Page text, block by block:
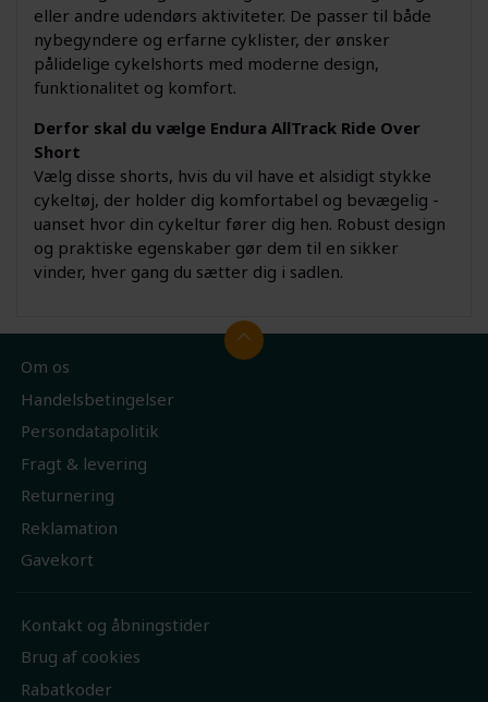
eller andre udendørs aktiviteter. De passer til både
nybegyndere og erfarne cyklister, der ønsker
pålidelige cykelshorts med moderne design,
funktionalitet og komfort.
Derfor skal du vælge Endura AllTrack Ride Over
Short
Vælg disse shorts, hvis du vil have et alsidigt stykke
cykeltøj, der holder dig komfortabel og bevægelig -
uanset hvor din cykeltur fører dig hen. Robust design
og praktiske egenskaber gør dem til en sikker
vinder, hver gang du sætter dig i sadlen.
Om os
Handelsbetingelser
Persondatapolitik
Fragt & levering
Returnering
Reklamation
Gavekort
Kontakt og åbningstider
Brug af cookies
Rabatkoder